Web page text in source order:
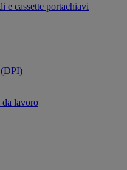
e cassette portachiavi
lavoro